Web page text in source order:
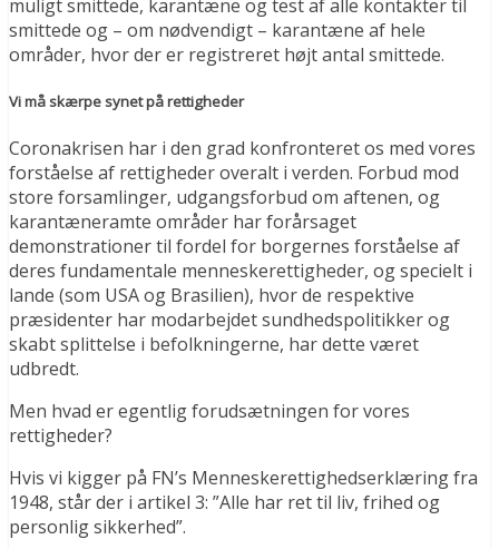
muligt smittede, karantæne og test af alle kontakter til
smittede og – om nødvendigt – karantæne af hele
områder, hvor der er registreret højt antal smittede.
Vi må skærpe synet på rettigheder
Coronakrisen har i den grad konfronteret os med vores
forståelse af rettigheder overalt i verden. Forbud mod
store forsamlinger, udgangsforbud om aftenen, og
karantæneramte områder har forårsaget
demonstrationer til fordel for borgernes forståelse af
deres fundamentale menneskerettigheder, og specielt i
lande (som USA og Brasilien), hvor de respektive
præsidenter har modarbejdet sundhedspolitikker og
skabt splittelse i befolkningerne, har dette været
udbredt.
Men hvad er egentlig forudsætningen for vores
rettigheder?
Hvis vi kigger på FN’s Menneskerettighedserklæring fra
1948, står der i artikel 3: ”Alle har ret til liv, frihed og
personlig sikkerhed”.